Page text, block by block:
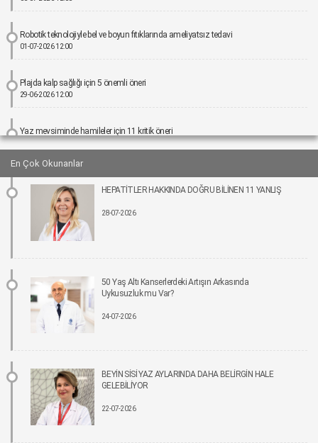
Robotik teknolojiyle bel ve boyun fıtıklarında ameliyatsız tedavi
01-07-2026 12:00
Plajda kalp sağlığı için 5 önemli öneri
29-06-2026 12:00
Yaz mevsiminde hamileler için 11 kritik öneri
25-06-2026 12:00
Kız çocuklarında idrar yolu enfeksiyonu riski 4 kata kadar artabiliyor
24-06-2026 12:00
Bel Ağrıları Basit Önlemlerle Kontrol Altına Alınabilir
17-06-2026 12:00
Tıpta Yeni Dönemin Adı: Eş Zamanlı Kombine Cerrahiler
16-06-2026 12:00
İmplant tedavisinde aynı gün yeni diş mümkün
15-06-2026 12:00
Parkinson riskinde çevresel faktörler öne çıkıyor!
15-06-2026 12:00
Fonksiyonel Tıp Hastalığın Değil, Nedenin Peşine Düşüyor
En Çok Okunanlar
HEPATİTLER HAKKINDA DOĞRU BİLİNEN 11 YANLIŞ
28-07-2026
50 Yaş Altı Kanserlerdeki Artışın Arkasında
Uykusuzluk mu Var?
24-07-2026
BEYİN SİSİ YAZ AYLARINDA DAHA BELİRGİN HALE
GELEBİLİYOR
22-07-2026